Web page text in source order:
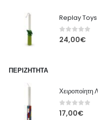
0 out of 5
24,00€
ΠΕΡΙΖΉΤΗΤΑ
0out of 5
17,00€